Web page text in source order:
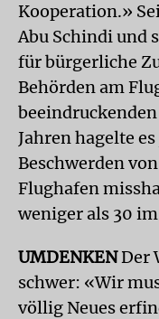
Kooperation.»
Abu Schindi und
für bürgerliche
Behörden am
Jahren hagelte
Beschwerden
Flughafen
weniger als 30
UMDENKENDer
schwer: «Wir
völlig Neues